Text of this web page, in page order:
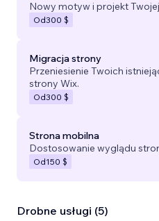
Nowy motyw i projekt
Od300 $
Migracja strony
Przeniesienie Twoich
strony Wix.
Od300 $
Strona mobilna
Dostosowanie wyglądu
Od150 $
Drobne usługi (5)